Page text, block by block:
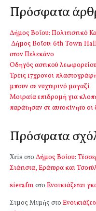
Πρόσφατα
Δήμος Βοΐου: Πολιτιστικό
Δήμος Βοΐου: 6th Town
στον Πελεκάνο
Οδηγός αστικού
Τρεις 17χρονοι
μπουν σε νυχτερινό μαγαζί
Μοιραία επιδρομή για
παράτησαν σε αυτοκίνητο οι
Πρόσφατα
Xris στο Δήμος Βοΐου:
Σιάτιστα, Εράτυρα και
sierafm στο Ενοικιάζεται
Σιμος Μιμής στο